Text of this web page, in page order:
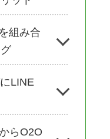
組み合
LINE
らO2O